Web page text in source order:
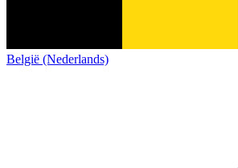
België (Nederlands)